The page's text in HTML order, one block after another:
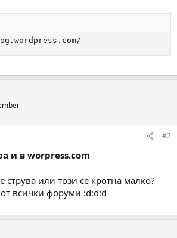
#2
и в worpress.com
или този се кротна малко?
всички форуми :d:d:d